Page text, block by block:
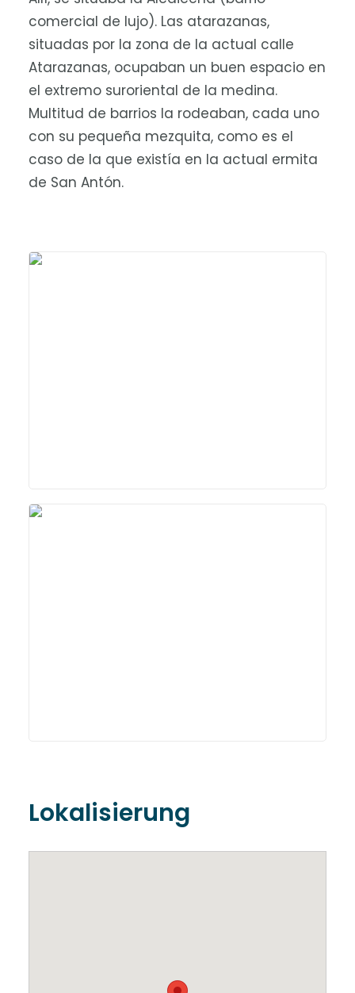
comercial de lujo). Las atarazanas,
situadas por la zona de la actual calle
Atarazanas, ocupaban un buen espacio en
el extremo suroriental de la medina.
Multitud de barrios la rodeaban, cada uno
con su pequeña mezquita, como es el
caso de la que existía en la actual ermita
de San Antón.
Lokalisierung